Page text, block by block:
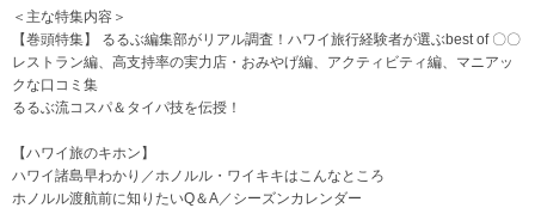
＜主な特集内容＞
【巻頭特集】 るるぶ編集部がリアル調査！ハワイ旅行経験者が選ぶbest of 〇〇
レストラン編、高支持率の実力店・おみやげ編、アクティビティ編、マニアッ
クな口コミ集
るるぶ流コスパ＆タイパ技を伝授！
【ハワイ旅のキホン】
ハワイ諸島早わかり／ホノルル・ワイキキはこんなところ
ホノルル渡航前に知りたいQ＆A／シーズンカレンダー